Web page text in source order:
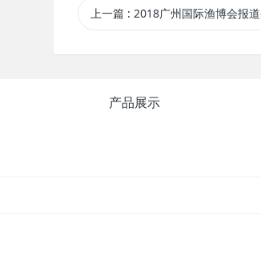
上一篇 : 2018广州国际渔博会报
产品展示